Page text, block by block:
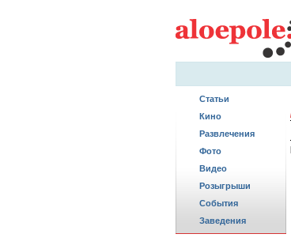
Статьи
Кино
Развлечения
Фото
Видео
Розыгрыши
События
Заведения